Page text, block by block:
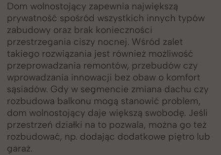
Dom wolnostojący zapewnia największą
prywatność spośród wszystkich innych typów
zabudowy oraz brak konieczności
przestrzegania ciszy nocnej. Wśród zalet
takiego rozwiązania jest również możliwość
przeprowadzania remontów, przebudów czy
wprowadzania innowacji bez obaw o komfort
sąsiadów. Gdy w segmencie zmiana dachu czy
rozbudowa balkonu mogą stanowić problem,
dom wolnostojący daje większą swobodę. Jeśli
przestrzeń działki na to pozwala, można go też
rozbudować, np. dodając dodatkowe piętro lub
garaż.